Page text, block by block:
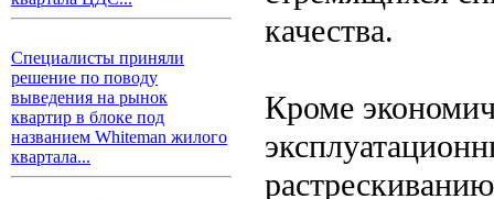
Специалисты приняли
решение по поводу
выведения на рынок
квартир в блоке под
названием Whiteman жилого
квартала...
качества.
Кроме